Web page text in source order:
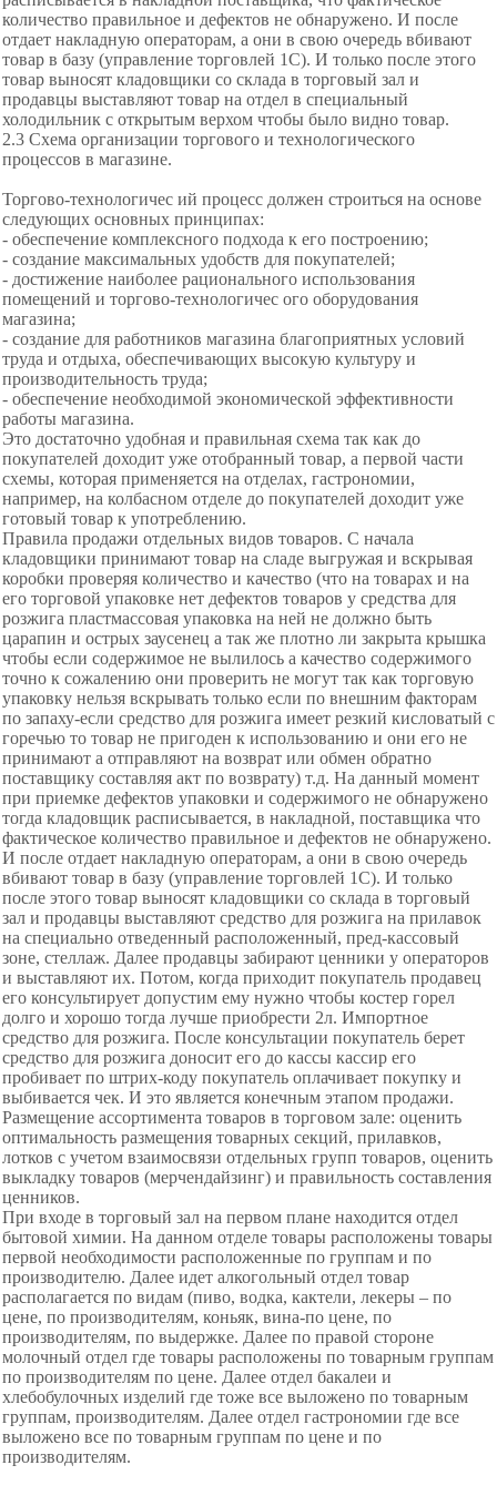
количество правильное и дефектов не обнаружено. И после
отдает накладную операторам, а они в свою очередь вбивают
товар в базу (управление торговлей 1С). И только после этого
товар выносят кладовщики со склада в торговый зал и
продавцы выставляют товар на отдел в специальный
холодильник с открытым верхом чтобы было видно товар.
2.3 Схема организации торгового и технологического
процессов в магазине.
Торгово-технологичес ий процесс должен строиться на основе
следующих основных принципах:
- обеспечение комплексного подхода к его построению;
- создание максимальных удобств для покупателей;
- достижение наиболее рационального использования
помещений и торгово-технологичес ого оборудования
магазина;
- создание для работников магазина благоприятных условий
труда и отдыха, обеспечивающих высокую культуру и
производительность труда;
- обеспечение необходимой экономической эффективности
работы магазина.
Это достаточно удобная и правильная схема так как до
покупателей доходит уже отобранный товар, а первой части
схемы, которая применяется на отделах, гастрономии,
например, на колбасном отделе до покупателей доходит уже
готовый товар к употреблению.
Правила продажи отдельных видов товаров. С начала
кладовщики принимают товар на сладе выгружая и вскрывая
коробки проверяя количество и качество (что на товарах и на
его торговой упаковке нет дефектов товаров у средства для
розжига пластмассовая упаковка на ней не должно быть
царапин и острых заусенец а так же плотно ли закрыта крышка
чтобы если содержимое не вылилось а качество содержимого
точно к сожалению они проверить не могут так как торговую
упаковку нельзя вскрывать только если по внешним факторам
по запаху-если средство для розжига имеет резкий кисловатый с
горечью то товар не пригоден к использованию и они его не
принимают а отправляют на возврат или обмен обратно
поставщику составляя акт по возврату) т.д. На данный момент
при приемке дефектов упаковки и содержимого не обнаружено
тогда кладовщик расписывается, в накладной, поставщика что
фактическое количество правильное и дефектов не обнаружено.
И после отдает накладную операторам, а они в свою очередь
вбивают товар в базу (управление торговлей 1С). И только
после этого товар выносят кладовщики со склада в торговый
зал и продавцы выставляют средство для розжига на прилавок
на специально отведенный расположенный, пред-кассовый
зоне, стеллаж. Далее продавцы забирают ценники у операторов
и выставляют их. Потом, когда приходит покупатель продавец
его консультирует допустим ему нужно чтобы костер горел
долго и хорошо тогда лучше приобрести 2л. Импортное
средство для розжига. После консультации покупатель берет
средство для розжига доносит его до кассы кассир его
пробивает по штрих-коду покупатель оплачивает покупку и
выбивается чек. И это является конечным этапом продажи.
Размещение ассортимента товаров в торговом зале: оценить
оптимальность размещения товарных секций, прилавков,
лотков с учетом взаимосвязи отдельных групп товаров, оценить
выкладку товаров (мерчендайзинг) и правильность составления
ценников.
При входе в торговый зал на первом плане находится отдел
бытовой химии. На данном отделе товары расположены товары
первой необходимости расположенные по группам и по
производителю. Далее идет алкогольный отдел товар
располагается по видам (пиво, водка, кактели, лекеры – по
цене, по производителям, коньяк, вина-по цене, по
производителям, по выдержке. Далее по правой стороне
молочный отдел где товары расположены по товарным группам
по производителям по цене. Далее отдел бакалеи и
хлебобулочных изделий где тоже все выложено по товарным
группам, производителям. Далее отдел гастрономии где все
выложено все по товарным группам по цене и по
производителям.